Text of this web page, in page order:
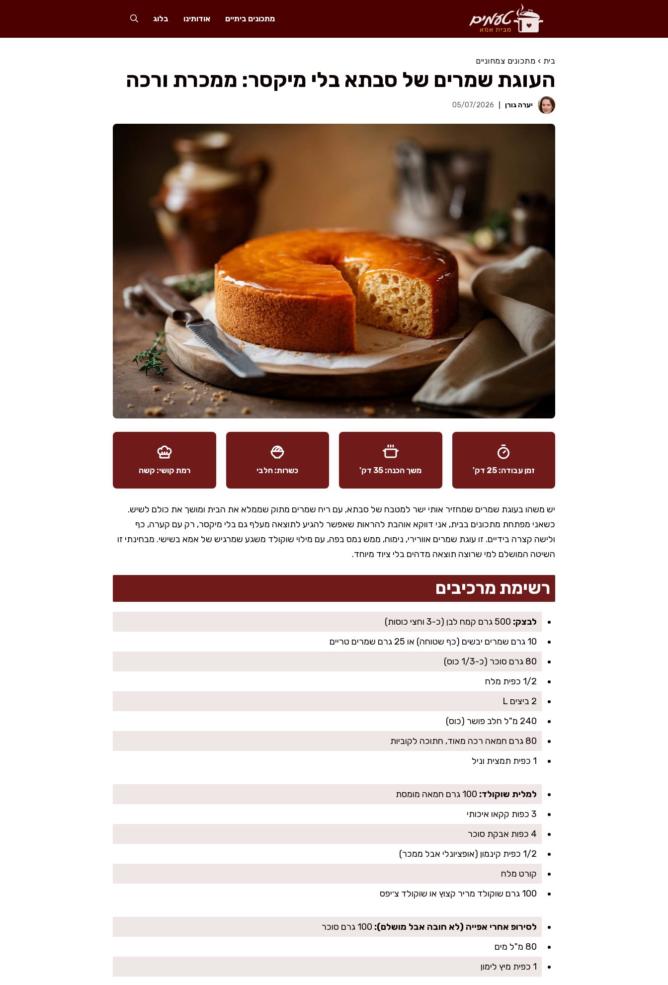
מתכונים ביתיים אודותינו בלוג
בית › מתכונים צמחוניים
העוגת שמרים של סבתא בלי מיקסר: ממכרת ורכה
יערה גורן 05/07/2026
זמן עבודה: 25 דק' משך הכנה: 35 דק' כשרות: חלבי רמת קושי: קשה
יש משהו בעוגת שמרים שמחזיר אותי ישר למטבח של סבתא, עם ריח שמרים מתוק שממלא את הבית ומושך את כולם לשיש.
כשאני מפתחת מתכונים בבית, אני דווקא אוהבת להראות שאפשר להגיע לתוצאה מעלף גם בלי מיקסר, רק עם קערה, כף
ולישה קצרה בידיים. זו עוגת שמרים אוורירי, נימוח, ממש נמס בפה, עם מילוי שוקולד משגע שמרגיש של אמא בשישי. מבחינתי זו
השיטה המושלם למי שרוצה תוצאה מדהים בלי ציוד מיוחד.
רשימת מרכיבים
לבצק:
10 גרם שמרים יבשים (כף שטוחה) או 25 גרם שמרים טריים
80 גרם סוכר (כ-1/3 כוס)
1/2 כפית מלח
2 ביצים L
240 מ"ל חלב פושר (כוס)
80 גרם חמאה רכה מאוד, חתוכה לקוביות
1 כפית תמצית וניל
למלית שוקולד:
3 כפות קקאו איכותי
4 כפות אבקת סוכר
1/2 כפית קינמון (אופציונלי אבל ממכר)
קורט מלח
100 גרם שוקולד מריר קצוץ או שוקולד צ׳יפס
לסירופ אחרי אפייה (לא חובה אבל מושלם):
80 מ"ל מים
1 כפית מיץ לימון